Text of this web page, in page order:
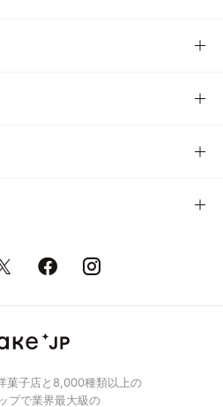
菓子店と8,000種類以上の
プで業界最大級の